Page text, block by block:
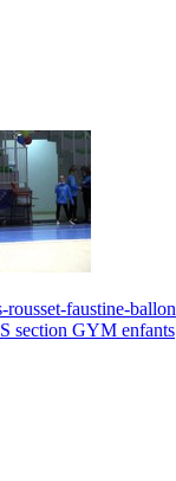
rousset-faustine-ballon
section GYM enfants